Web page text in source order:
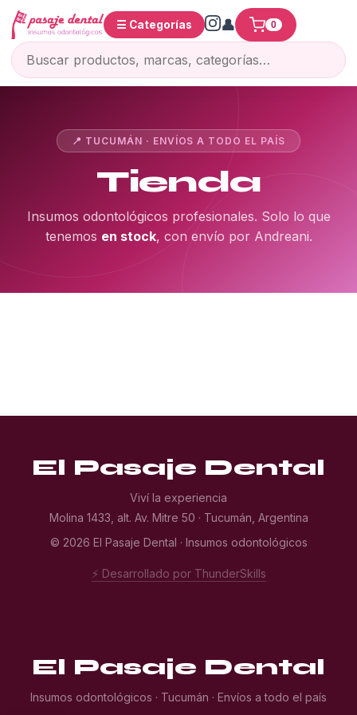
☰ Categorías 0
📍 TUCUMÁN · ENVÍOS A TODO EL PAÍS
Tienda
Insumos odontológicos profesionales. Solo lo que
tenemos en stock, con envío por Andreani.
El Pasaje Dental
Viví la experiencia
Molina 1433, alt. Av. Mitre 50 · Tucumán, Argentina
© 2026 El Pasaje Dental · Insumos odontológicos
⚡ Desarrollado por ThunderSkills
El Pasaje Dental
Insumos odontológicos · Tucumán · Envíos a todo el país